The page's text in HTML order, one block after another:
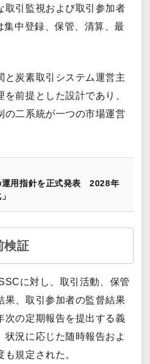
取引監視および取引参加者
中登録、保管、清算、最
と炭素取引システム運営主
前提とした設計であり、
の二系統が一つの市場運営
運用指針を正式発表 2028年
検証
に対し、取引活動、保管
果、取引参加者の監督結果
次の定期報告を提出する義
状況に応じた随時報告およ
規定された。